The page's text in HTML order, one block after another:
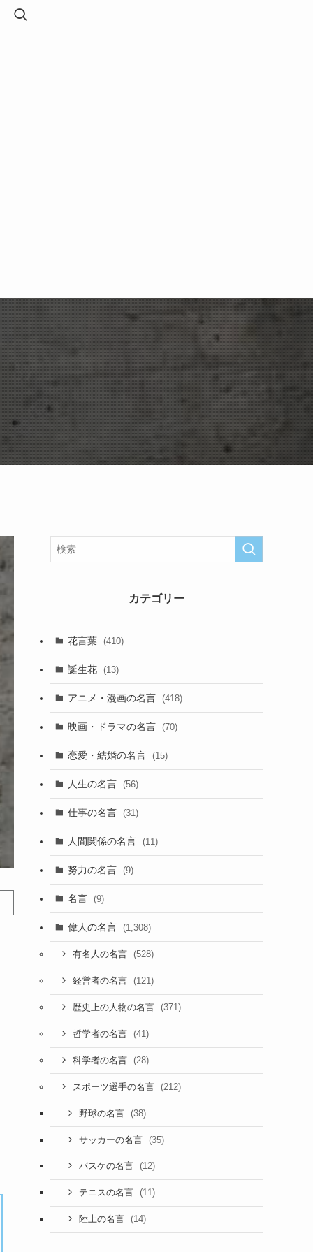
カテゴリー
花言葉 (410)
誕生花 (13)
アニメ・漫画の名言 (418)
映画・ドラマの名言 (70)
恋愛・結婚の名言 (15)
人生の名言 (56)
仕事の名言 (31)
人間関係の名言 (11)
努力の名言 (9)
名言 (9)
偉人の名言 (1,308)
有名人の名言 (528)
経営者の名言 (121)
歴史上の人物の名言 (371)
哲学者の名言 (41)
科学者の名言 (28)
スポーツ選手の名言 (212)
野球の名言 (38)
サッカーの名言 (35)
バスケの名言 (12)
テニスの名言 (11)
陸上の名言 (14)